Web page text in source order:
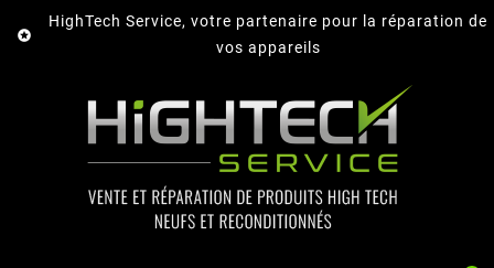

HighTech Service, votre partenaire pour la réparation de
vos appareils